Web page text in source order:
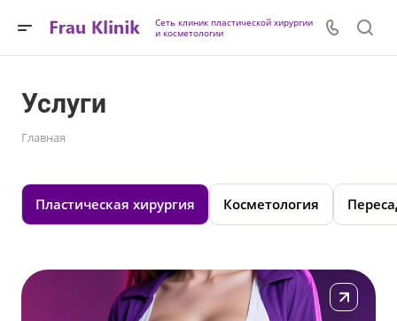
Сеть клиник пластической хирургии
и косметологии
Услуги
Главная
Пластическая хирургия Косметология
Подробнее